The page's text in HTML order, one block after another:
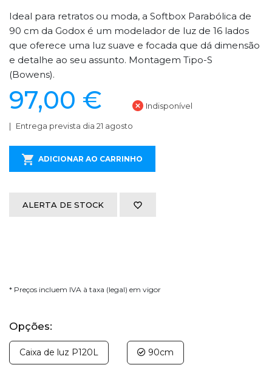
Ideal para retratos ou moda, a Softbox Parabólica de
90 cm da Godox é um modelador de luz de 16 lados
que oferece uma luz suave e focada que dá dimensão
e detalhe ao seu assunto. Montagem Tipo-S
(Bowens).
97,00 € Indisponível
Entrega prevista dia 21 agosto
ADICIONAR AO CARRINHO
ALERTA DE STOCK
* Preços incluem IVA à taxa (legal) em vigor
Opções:
Caixa de luz P120L 90cm